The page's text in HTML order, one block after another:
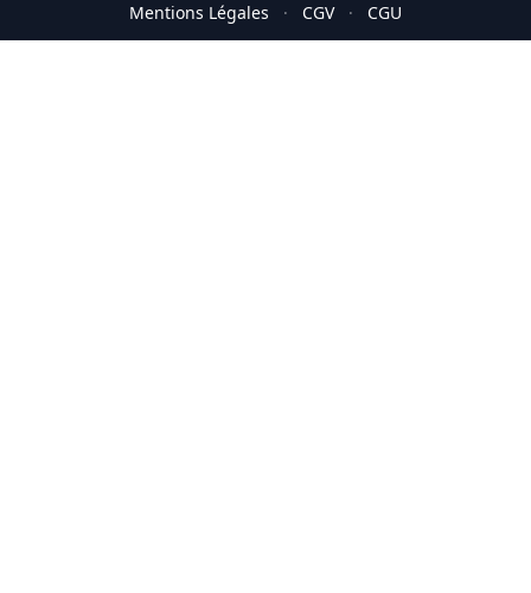
Mentions Légales · CGV · CGU